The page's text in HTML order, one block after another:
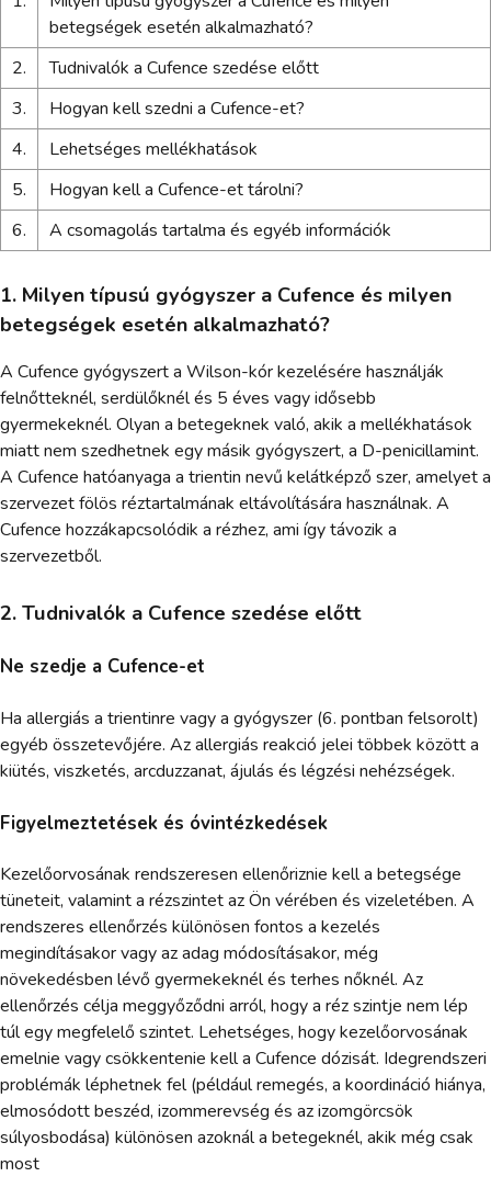
betegségek esetén alkalmazható?
2.
Tudnivalók a Cufence szedése előtt
3.
Hogyan kell szedni a Cufence-et?
4.
Lehetséges mellékhatások
5.
Hogyan kell a Cufence-et tárolni?
6.
A csomagolás tartalma és egyéb információk
1. Milyen típusú gyógyszer a Cufence és milyen
betegségek esetén alkalmazható?
A Cufence gyógyszert a Wilson-kór kezelésére használják
felnőtteknél, serdülőknél és 5 éves vagy idősebb
gyermekeknél. Olyan a betegeknek való, akik a mellékhatások
miatt nem szedhetnek egy másik gyógyszert, a D-penicillamint.
A Cufence hatóanyaga a trientin nevű kelátképző szer, amelyet a
szervezet fölös réztartalmának eltávolítására használnak. A
Cufence hozzákapcsolódik a rézhez, ami így távozik a
szervezetből.
2. Tudnivalók a Cufence szedése előtt
Ne szedje a Cufence-et
Ha allergiás a trientinre vagy a gyógyszer (6. pontban felsorolt)
egyéb összetevőjére. Az allergiás reakció jelei többek között a
kiütés, viszketés, arcduzzanat, ájulás és légzési nehézségek.
Figyelmeztetések és óvintézkedések
Kezelőorvosának rendszeresen ellenőriznie kell a betegsége
tüneteit, valamint a rézszintet az Ön vérében és vizeletében. A
rendszeres ellenőrzés különösen fontos a kezelés
megindításakor vagy az adag módosításakor, még
növekedésben lévő gyermekeknél és terhes nőknél. Az
ellenőrzés célja meggyőződni arról, hogy a réz szintje nem lép
túl egy megfelelő szintet. Lehetséges, hogy kezelőorvosának
emelnie vagy csökkentenie kell a Cufence dózisát. Idegrendszeri
problémák léphetnek fel (például remegés, a koordináció hiánya,
elmosódott beszéd, izommerevség és az izomgörcsök
súlyosbodása) különösen azoknál a betegeknél, akik még csak
most